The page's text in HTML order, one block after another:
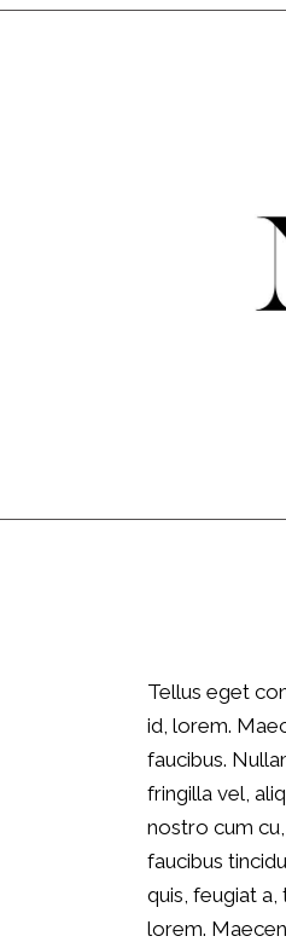
Tellus eget
id, lorem.
faucibus.
fringilla vel,
nostro cum
faucibus
quis, feugiat a,
lorem.